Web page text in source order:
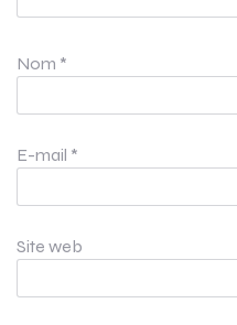
Nom *
E-mail *
Site web